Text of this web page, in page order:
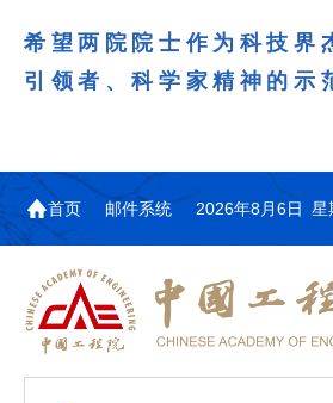
希望两院院士作为科技界
引领者、科学家精神的示
首页 邮件系统 2026年8月6日 星